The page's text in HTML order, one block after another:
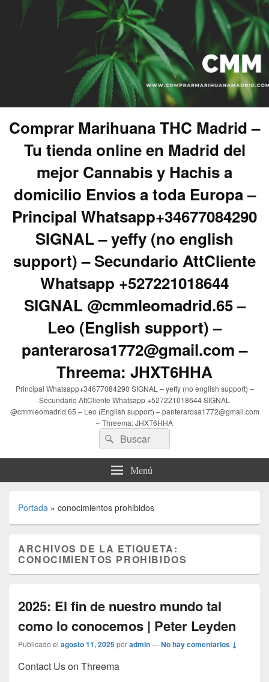
Comprar Marihuana THC Madrid –
Tu tienda online en Madrid del
mejor Cannabis y Hachis a
domicilio Envios a toda Europa –
Principal Whatsapp+34677084290
SIGNAL – yeffy (no english
support) – Secundario AttCliente
Whatsapp +527221018644
SIGNAL @cmmleomadrid.65 –
Leo (English support) –
panterarosa1772@gmail.com –
Threema: JHXT6HHA
Principal Whatsapp+34677084290 SIGNAL – yeffy (no english support) –
Secundario AttCliente Whatsapp +527221018644 SIGNAL
@cmmleomadrid.65 – Leo (English support) – panterarosa1772@gmail.com
– Threema: JHXT6HHA
Buscar
por:
Buscar
Menú
Portada » conocimientos prohibidos
ARCHIVOS DE LA ETIQUETA:
CONOCIMIENTOS PROHIBIDOS
2025: El fin de nuestro mundo tal
como lo conocemos | Peter Leyden
Publicado el agosto 11, 2025poradmin—No hay comentarios ↓
Contact Us on Threema